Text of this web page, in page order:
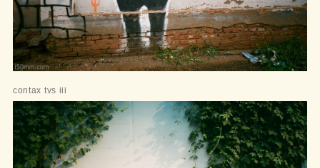
contax tvs iii